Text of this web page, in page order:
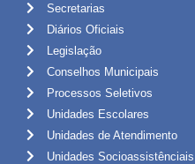
Secretarias
Diários Oficiais
Legislação
Conselhos Municipais
Processos Seletivos
Unidades Escolares
Unidades de Atendimento
Unidades Socioassistênciais